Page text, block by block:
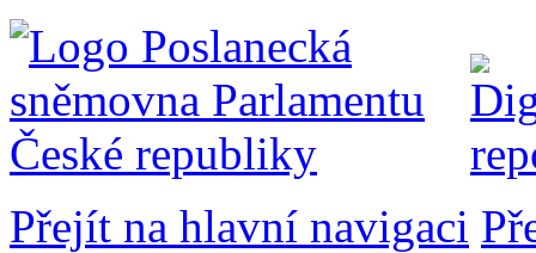
Přejít na hlavní navigaci